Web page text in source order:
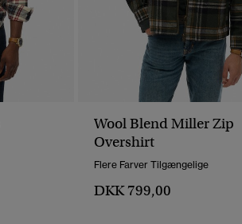
Wool Blend Miller Zip
Overshirt
Flere Farver Tilgængelige
DKK 799,00